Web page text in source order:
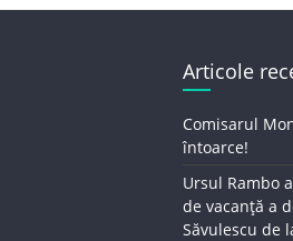
Articole
Comisarul
întoarce!
Ursul Rambo
de vacanță a
Săvulescu de